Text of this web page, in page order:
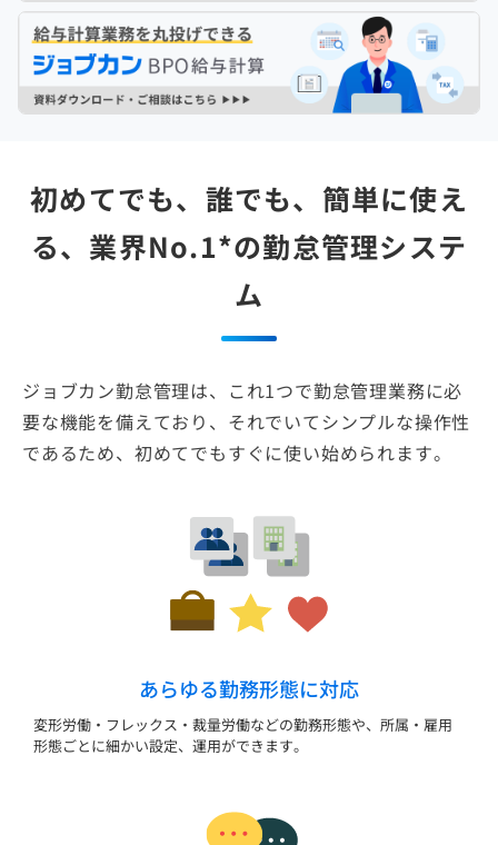
初めてでも、誰でも、簡単に使え
る、業界No.1*の勤怠管理システ
ム
ジョブカン勤怠管理は、これ1つで勤怠管理業務に必
要な機能を備えており、それでいて シンプルな操作性
であるため、初めてでもすぐに使い始められます。
あらゆる勤務形態に対応
変形労働・フレックス・裁量労働などの勤務形態や、所属・雇用
形態ごとに細かい設定、運用ができます。